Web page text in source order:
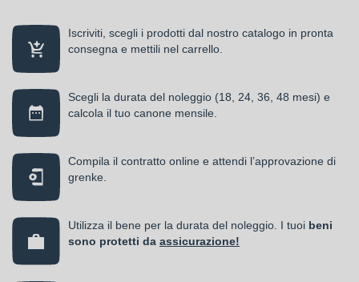
Iscriviti, scegli i prodotti dal nostro catalogo in pronta
consegna e mettili nel carrello.
Scegli la durata del noleggio (18, 24, 36, 48 mesi) e
calcola il tuo canone mensile.
Compila il contratto online e attendi l’approvazione di
grenke.
Utilizza il bene per la durata del noleggio. I tuoi beni
sono protetti da assicurazione!